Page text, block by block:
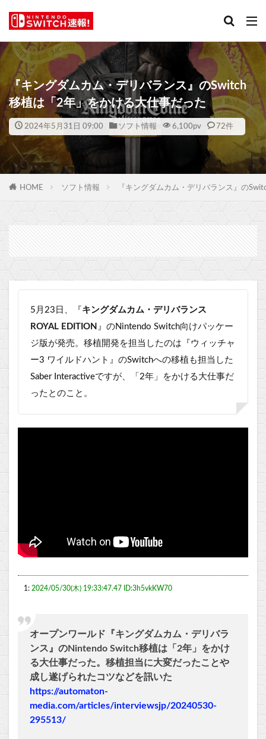
『キングダムカム・デリバランス』のSwitch
移植は「2年」をかける大仕事だった
2024年5月31日 09:00 ソフト情報 6,100pv 72件
HOME ソフト情報 『キングダムカム・デリバランス』の
5月23日、『 キングダムカム・デリバランス
ROYAL EDITION 』のNintendo Switch向けパッケー
ジ版が発売。移植開発を担当したのは『ウィッチャ
ー3 ワイルドハント』のSwitchへの移植も担当した
Saber Interactiveですが、「2年」をかける大仕事だ
ったとのこと。
1: 2024/05/30(木) 19:33:47.47 ID:3h5vkKW70
オープンワールド『キングダムカム・デリバラ
ンス』のNintendo Switch移植は「2年」をかけ
る大仕事だった。移植担当に大変だったことや
成し遂げられたコツなどを訊いた
https://automaton-
media.com/articles/interviewsjp/20240530-
295513/